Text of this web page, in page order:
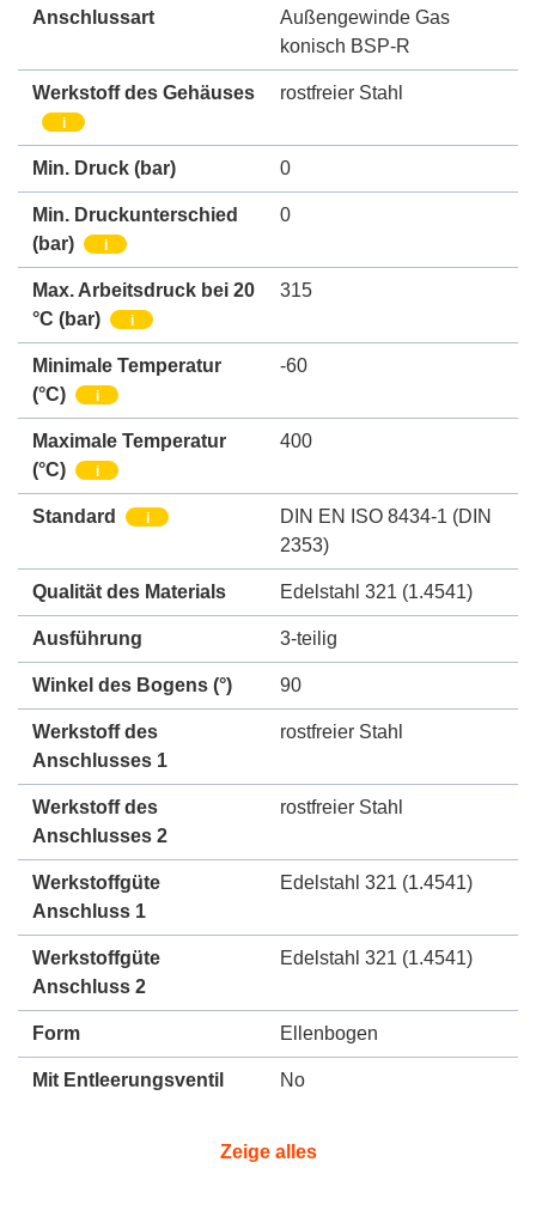
Anschlussart
Außengewinde Gas
konisch BSP-R
Werkstoff des Gehäuses
i
rostfreier Stahl
Min. Druck (bar) 0
Min. Druckunterschied
(bar)
i
0
Max. Arbeitsdruck bei 20
°C (bar)
i
315
Minimale Temperatur
(°C)
i
-60
Maximale Temperatur
(°C)
i
400
Standard i
DIN EN ISO 8434-1 (DIN
2353)
Qualität des Materials Edelstahl 321 (1.4541)
Ausführung 3-teilig
Winkel des Bogens (°) 90
Werkstoff des
Anschlusses 1
rostfreier Stahl
Werkstoff des
Anschlusses 2
rostfreier Stahl
Werkstoffgüte
Anschluss 1
Edelstahl 321 (1.4541)
Werkstoffgüte
Anschluss 2
Edelstahl 321 (1.4541)
Form Ellenbogen
Mit Entleerungsventil No
Zeige alles